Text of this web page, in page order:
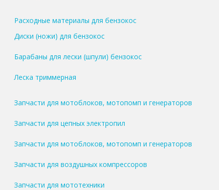
Расходные материалы для бензокос
Диски (ножи) для бензокос
Барабаны для лески (шпули) бензокос
Леска триммерная
Запчасти для мотоблоков, мотопомп и генераторов
Запчасти для цепных электропил
Запчасти для мотоблоков, мотопомп и генераторов
Запчасти для воздушных компрессоров
Запчасти для мототехники